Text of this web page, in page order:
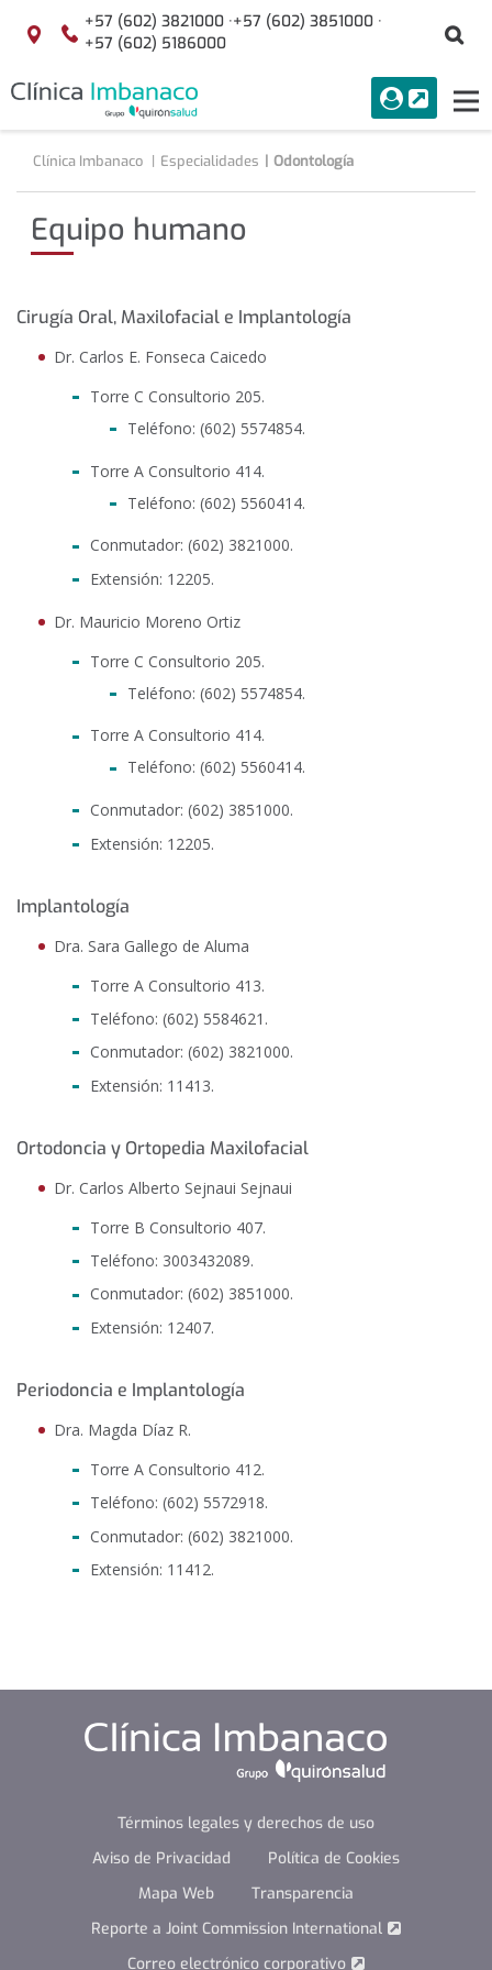
Saltar al contenido
Localización
+57 (602) 3821000 ·+57 (602) 3851000 ·
+57 (602) 5186000
menuAcceso
Buscar
Clínica Imbanaco Especialidades Odontología
Equipo humano
Cirugía Oral, Maxilofacial e Implantología
Dr. Carlos E. Fonseca Caicedo
Torre C Consultorio 205.
Teléfono: (602) 5574854.
Torre A Consultorio 414.
Teléfono: (602) 5560414.
Conmutador: (602) 3821000.
Extensión: 12205.
Dr. Mauricio Moreno Ortiz
Torre C Consultorio 205.
Teléfono: (602) 5574854.
Torre A Consultorio 414.
Teléfono: (602) 5560414.
Conmutador: (602) 3851000.
Extensión: 12205.
Implantología
Dra. Sara Gallego de Aluma
Torre A Consultorio 413.
Teléfono: (602) 5584621.
Conmutador: (602) 3821000.
Extensión: 11413.
Ortodoncia y Ortopedia Maxilofacial
Dr. Carlos Alberto Sejnaui Sejnaui
Torre B Consultorio 407.
Teléfono: 3003432089.
Conmutador: (602) 3851000.
Extensión: 12407.
Periodoncia e Implantología
Dra. Magda Díaz R.
Torre A Consultorio 412.
Teléfono: (602) 5572918.
Conmutador: (602) 3821000.
Extensión: 11412.
Términos legales y derechos de uso
Aviso de Privacidad
Política de Cookies
Mapa Web
Transparencia
Reporte a Joint Commission International
Correo electrónico corporativo